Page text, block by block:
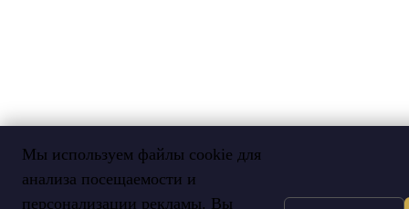
Мы используем файлы cookie для
анализа посещаемости и
персонализации рекламы. Вы